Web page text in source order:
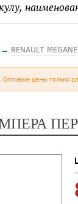
→ RENAULT
цены только